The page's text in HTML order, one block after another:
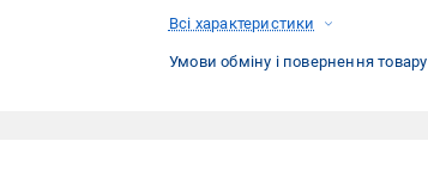
Всі характеристики
Умови обміну і повернення товару